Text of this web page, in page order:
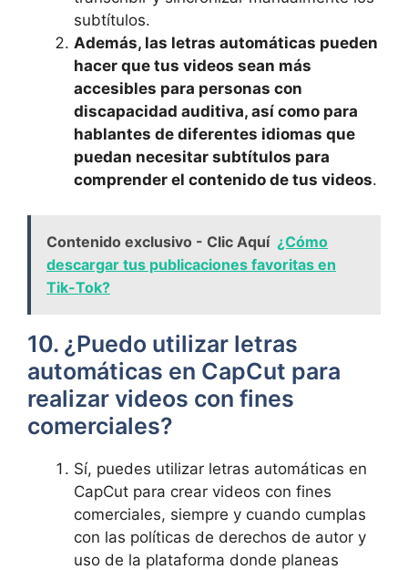
subtítulos.
Además, las letras automáticas pueden
⁣hacer que tus videos sean más
accesibles para personas con
discapacidad auditiva, así como para‌
hablantes de diferentes idiomas que
puedan necesitar subtítulos para
comprender el contenido de tus videos.
Contenido exclusivo - Clic Aquí ¿Cómo
descargar tus publicaciones favoritas en
Tik-Tok?
10. ¿Puedo utilizar letras
automáticas ⁣en CapCut para
realizar videos con fines
comerciales?
Sí, puedes utilizar letras automáticas en
CapCut para crear videos con ⁤fines
comerciales, siempre y cuando cumplas
con las políticas de derechos​ de autor y ​
uso de la plataforma donde planeas